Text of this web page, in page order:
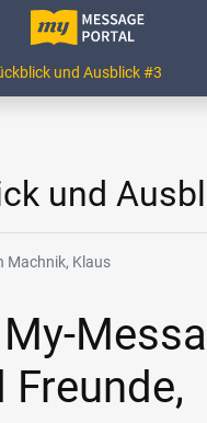
und Ausblick #3
und
Machnik, Klaus
Freunde,